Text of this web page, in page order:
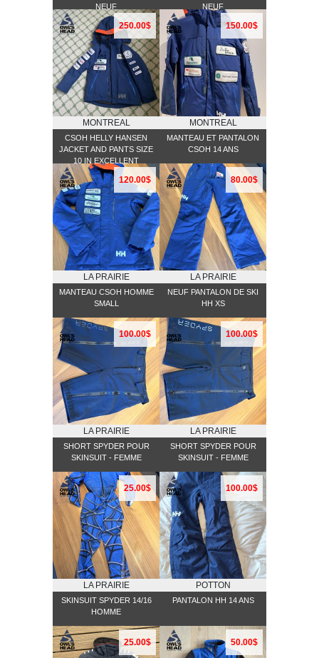
NEUF
NEUF
250.00$
MONTREAL
CSOH HELLY HANSEN
JACKET AND PANTS SIZE
10 IN EXCELLENT
CONDITION
150.00$
MONTREAL
MANTEAU ET PANTALON
CSOH 14 ANS
120.00$
LA PRAIRIE
MANTEAU CSOH HOMME
SMALL
80.00$
LA PRAIRIE
NEUF PANTALON DE SKI
HH XS
100.00$
LA PRAIRIE
SHORT SPYDER POUR
SKINSUIT - FEMME
100.00$
LA PRAIRIE
SHORT SPYDER POUR
SKINSUIT - FEMME
25.00$
LA PRAIRIE
SKINSUIT SPYDER 14/16
HOMME
100.00$
POTTON
PANTALON HH 14 ANS
25.00$ 50.00$